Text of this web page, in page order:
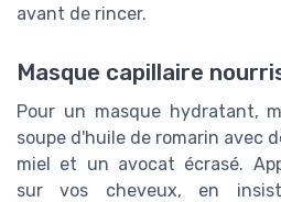
avant de rincer.
Masque capillaire
Pour un masque hydratant,
soupe d'huile de romarin avec
miel et un avocat écrasé.
sur vos cheveux, en